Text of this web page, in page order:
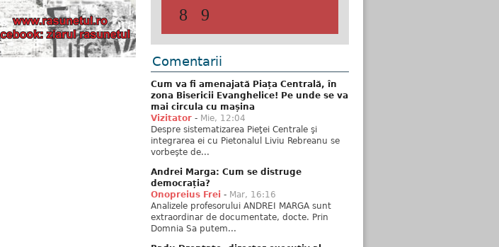
8
9
Comentarii
Cum va fi amenajată Piața Centrală, în
zona Bisericii Evanghelice! Pe unde se va
mai circula cu mașina
Vizitator - Mie, 12:04
Despre sistematizarea Pieţei Centrale şi
integrarea ei cu Pietonalul Liviu Rebreanu se
vorbeşte de...
Andrei Marga: Cum se distruge
democrația?
Onopreius Frei - Mar, 16:16
Analizele profesorului ANDREI MARGA sunt
extraordinar de documentate, docte. Prin
Domnia Sa putem...